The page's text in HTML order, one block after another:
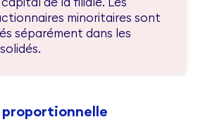
minoritaires sont
séparément dans les